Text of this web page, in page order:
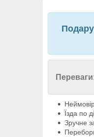
Їзда по
Зручне